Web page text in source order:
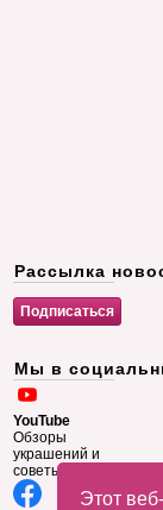
Этот
Рассылка
Мы в
YouTube
Обзоры
украшений и
советы